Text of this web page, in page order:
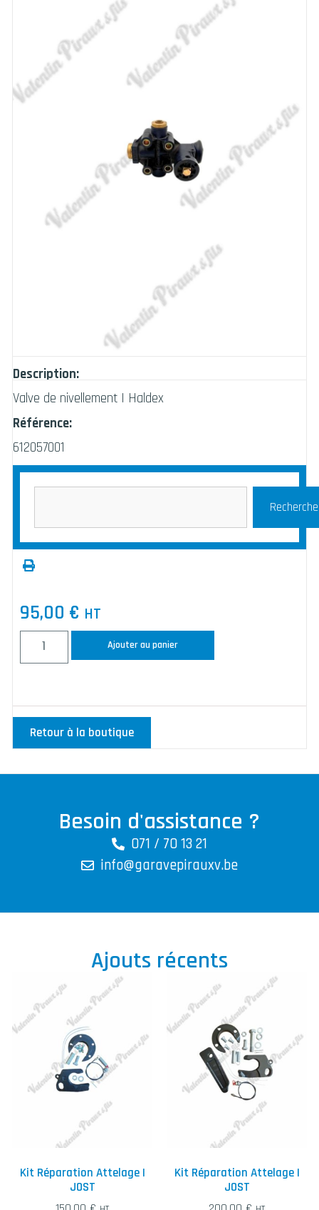
Description:
Valve de nivellement | Haldex
Référence:
612057001
95,00 € HT
Ajouter au panier
Retour à la boutique
Besoin d'assistance ?
071 / 70 13 21
info@garavepirauxv.be
Ajouts récents
Kit Réparation Attelage |
JOST
Kit Réparation Attelage |
JOST